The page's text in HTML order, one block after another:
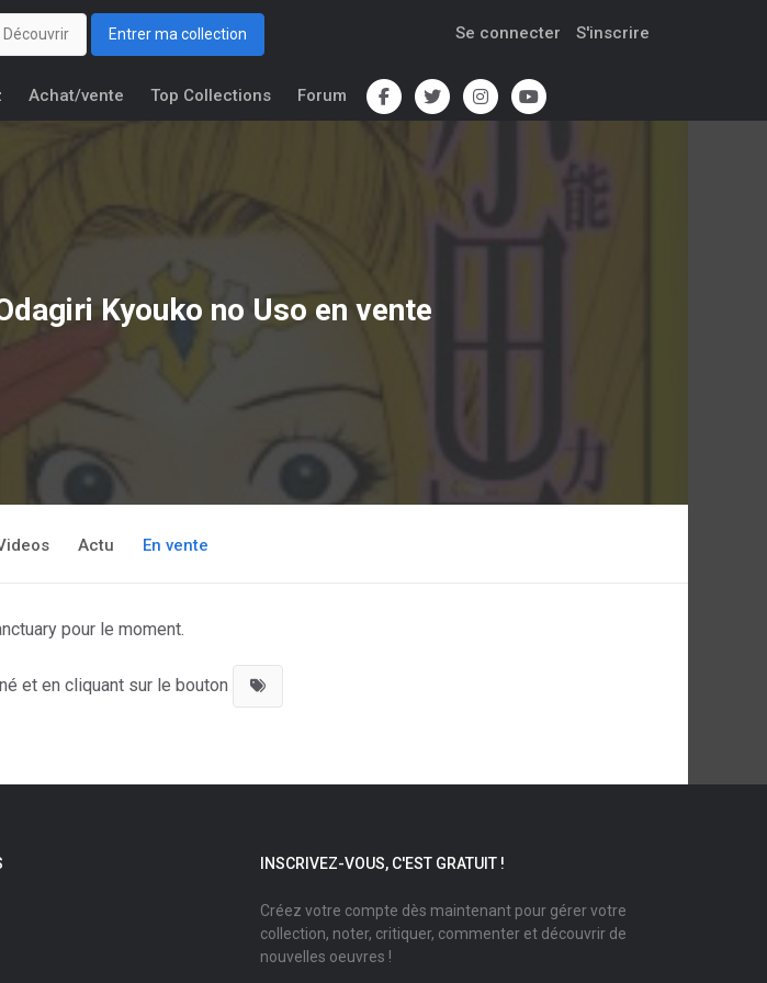
Découvrir Entrer ma collection Se connecter S'inscrire
Achat/vente Top Collections Forum
Kyouko no Uso en vente
Actu En vente
pour le moment.
et en cliquant sur le bouton
INSCRIVEZ-VOUS, C'EST GRATUIT !
Créez votre compte dès maintenant pour gérer votre
collection, noter, critiquer, commenter et découvrir de
nouvelles oeuvres !